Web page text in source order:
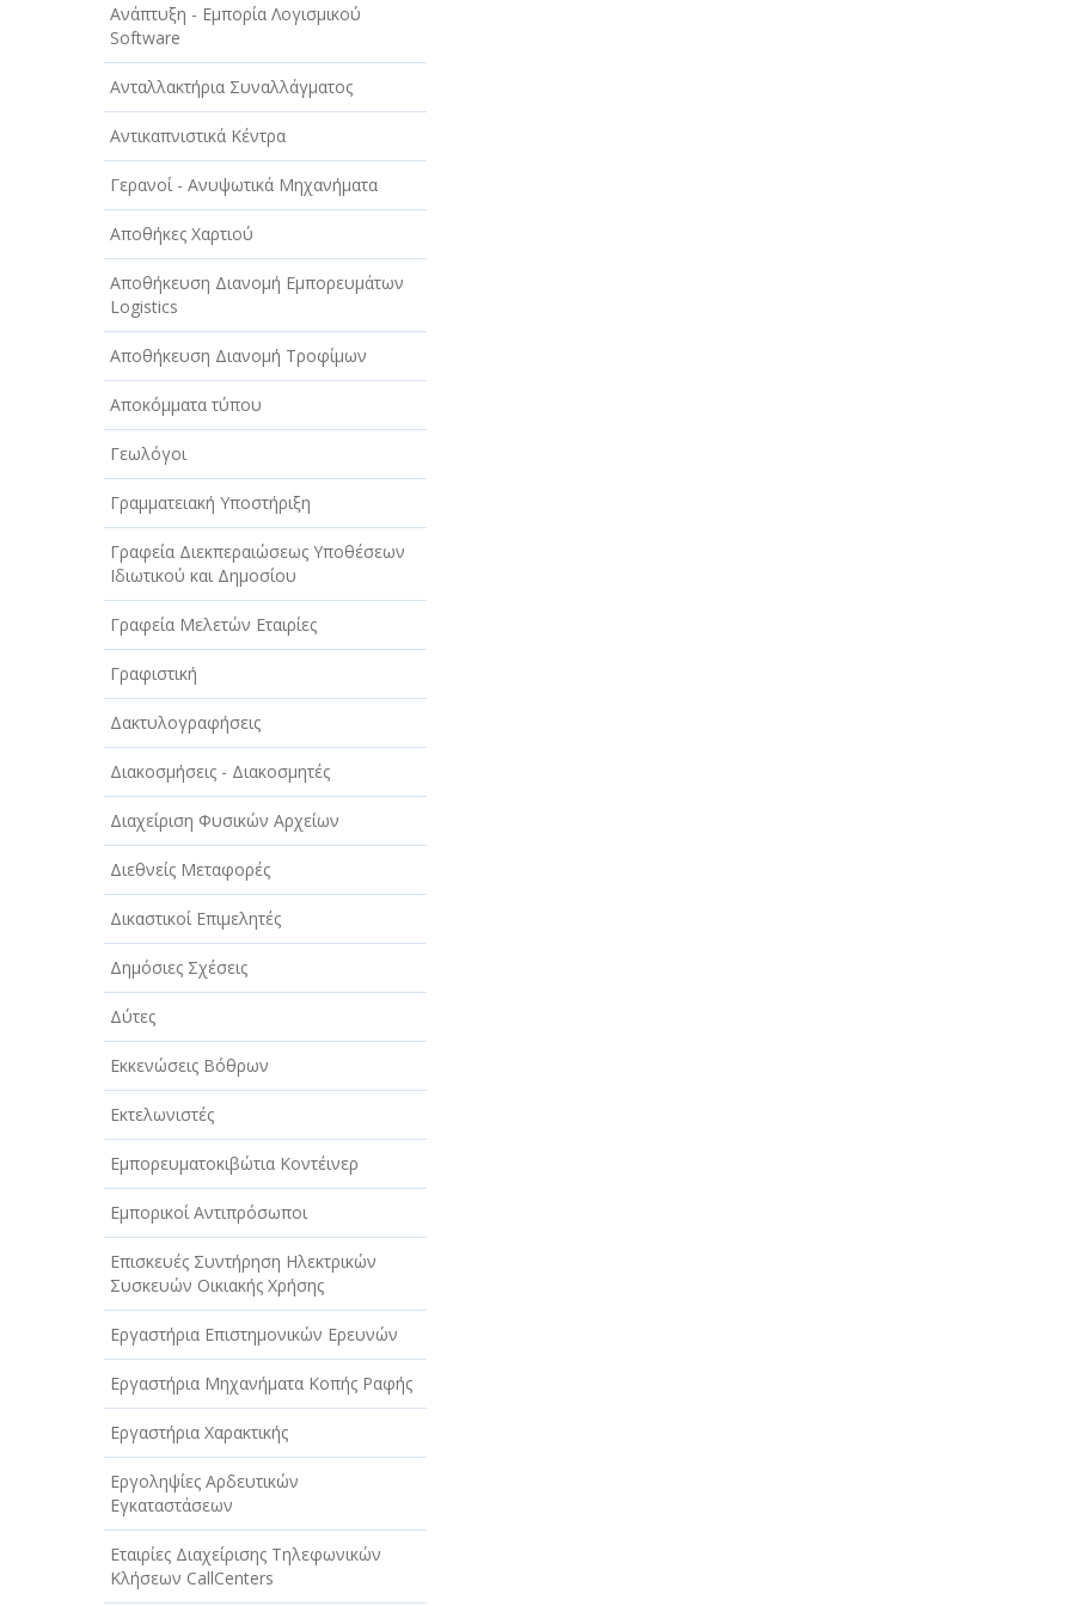
Ανάπτυξη - Εμπορία Λογισμικού
Software
Ανταλλακτήρια Συναλλάγματος
Αντικαπνιστικά Κέντρα
Γερανοί - Ανυψωτικά Μηχανήματα
Αποθήκες Χαρτιού
Αποθήκευση Διανομή Εμπορευμάτων
Logistics
Αποθήκευση Διανομή Τροφίμων
Αποκόμματα τύπου
Γεωλόγοι
Γραμματειακή Υποστήριξη
Γραφεία Διεκπεραιώσεως Υποθέσεων
Ιδιωτικού και Δημοσίου
Γραφεία Μελετών Εταιρίες
Γραφιστική
Δακτυλογραφήσεις
Διακοσμήσεις - Διακοσμητές
Διαχείριση Φυσικών Αρχείων
Διεθνείς Μεταφορές
Δικαστικοί Επιμελητές
Δημόσιες Σχέσεις
Δύτες
Εκκενώσεις Βόθρων
Εκτελωνιστές
Εμπορευματοκιβώτια Κοντέινερ
Εμπορικοί Αντιπρόσωποι
Επισκευές Συντήρηση Ηλεκτρικών
Συσκευών Οικιακής Χρήσης
Εργαστήρια Επιστημονικών Ερευνών
Εργαστήρια Μηχανήματα Κοπής Ραφής
Εργαστήρια Χαρακτικής
Εργοληψίες Αρδευτικών
Εγκαταστάσεων
Εταιρίες Διαχείρισης Τηλεφωνικών
Κλήσεων CallCenters